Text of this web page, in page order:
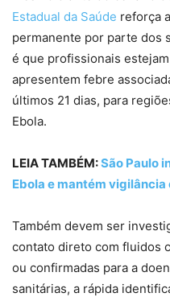
Estadual da Saúde reforça
permanente por parte dos
é que profissionais
apresentem febre
últimos 21 dias, para
Ebola.
LEIA TAMBÉM:São Paulo
Ebola e mantém vigilância
Também devem ser
contato direto com fluidos
ou confirmadas para a
sanitárias, a rápida